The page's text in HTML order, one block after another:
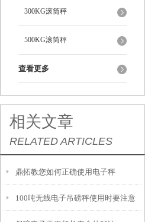
300KG滚筒秤
500KG滚筒秤
查看更多
相关文章
RELATED ARTICLES
鼎拓教您如何正确使用电子秤
100吨无线电子吊磅秤使用时要注意